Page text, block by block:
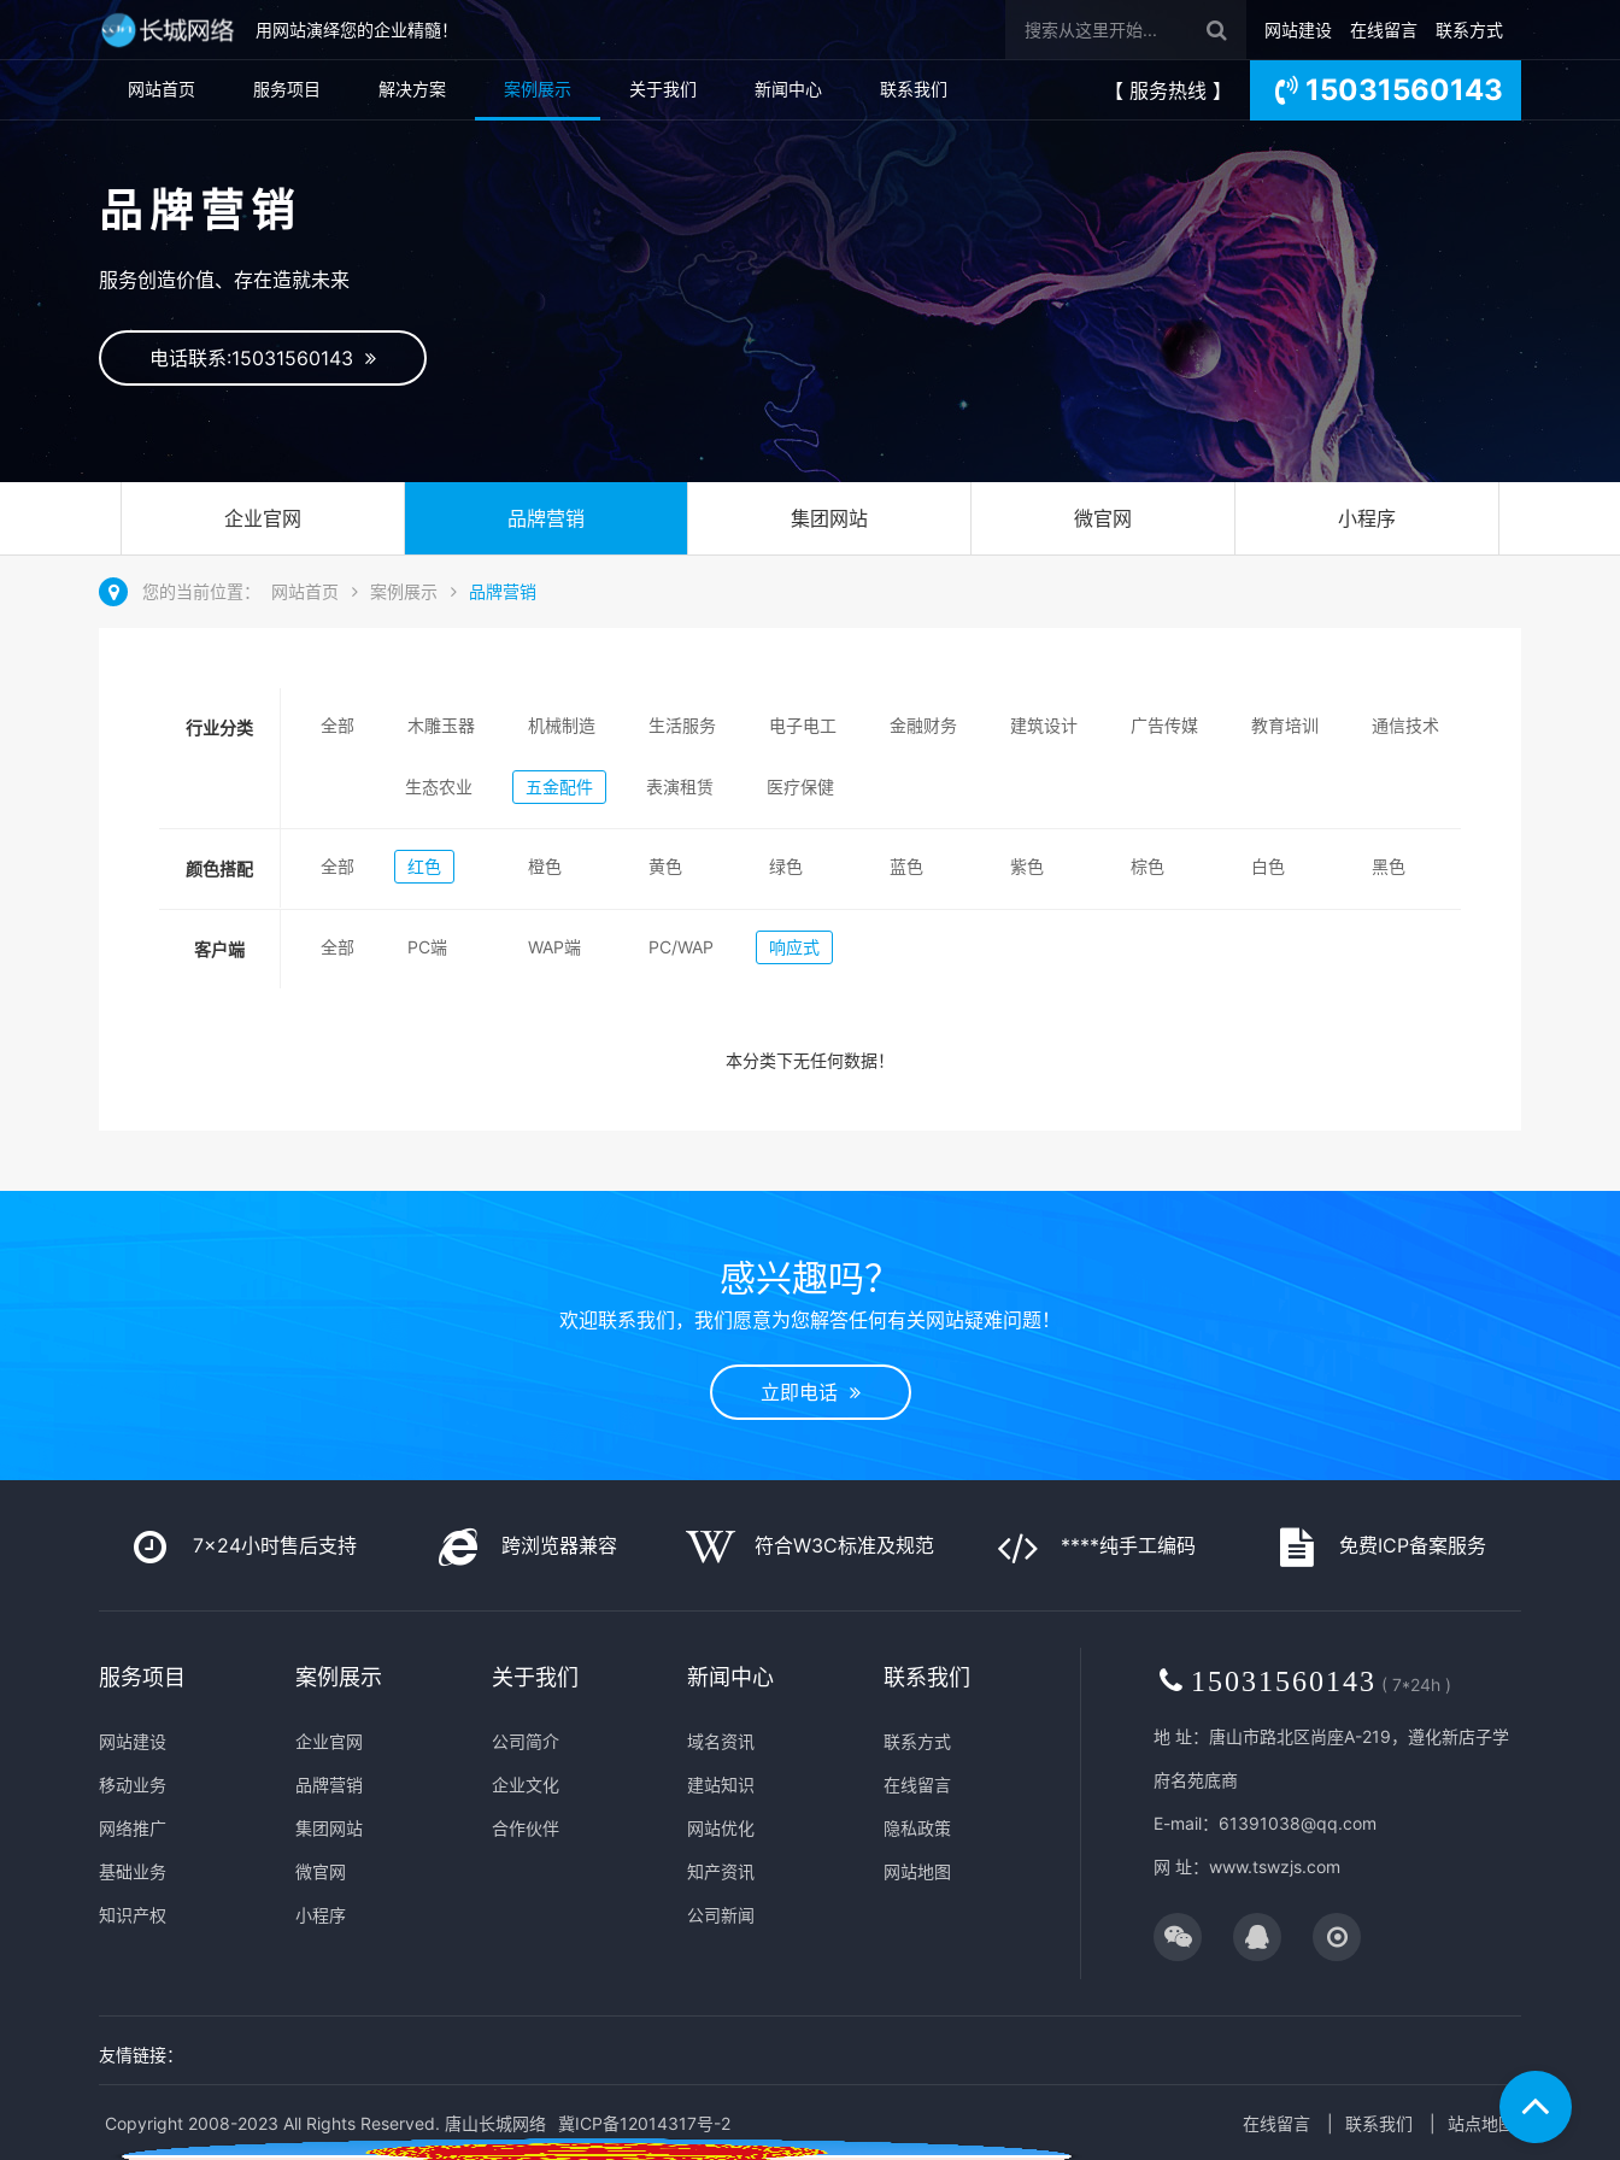
用网站演绎您的企业精髓！ 网站建设 在线留言 联系方式
网站首页 服务项目 解决方案 案例展示 关于我们 新闻中心 联系我们 【 服务热线 】 15031560143
品牌营销
服务创造价值、存在造就未来
电话联系:15031560143
企业官网 品牌营销 集团网站 微官网 小程序
您的当前位置： 网站首页 案例展示 品牌营销
行业分类 全部 木雕玉器 机械制造 生活服务 电子电工 金融财务 建筑设计 广告传媒 教育培训 通信技术
生态农业 五金配件 表演租赁 医疗保健
颜色搭配 全部 红色 橙色 黄色 绿色 蓝色 紫色 棕色 白色 黑色
客户端 全部 PC端 WAP端 PC/WAP 响应式
本分类下无任何数据！
感兴趣吗？
欢迎联系我们，我们愿意为您解答任何有关网站疑难问题！
立即电话
7x24小时售后支持 跨浏览器兼容 符合W3C标准及规范 ****纯手工编码 免费ICP备案服务
服务项目
网站建设
移动业务
网络推广
基础业务
知识产权
案例展示
企业官网
品牌营销
集团网站
微官网
小程序
关于我们
公司简介
企业文化
合作伙伴
新闻中心
域名资讯
建站知识
网站优化
知产资讯
公司新闻
联系我们
联系方式
在线留言
隐私政策
网站地图
15031560143 ( 7*24h )
地 址：唐山市路北区尚座A-219，遵化新店子学
府名苑底商
E-mail：61391038@qq.com
网 址：www.tswzjs.com
友情链接：
Copyright 2008-2023 All Rights Reserved. 唐山长城网络 冀ICP备12014317号-2 在线留言 联系我们 站点地图